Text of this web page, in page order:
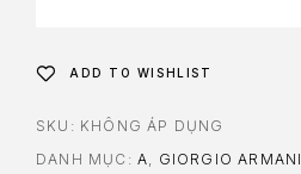
ADD TO WISHLIST
SKU: KHÔNG ÁP DỤNG
DANH MỤC: A GIORGIO ARMANI